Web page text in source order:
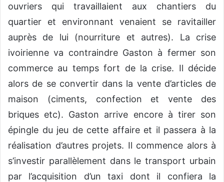
ouvriers qui travaillaient aux chantiers du
quartier et environnant venaient se ravitailler
auprès de lui (nourriture et autres). La crise
ivoirienne va contraindre Gaston à fermer son
commerce au temps fort de la crise. Il décide
alors de se convertir dans la vente d’articles de
maison (ciments, confection et vente des
briques etc). Gaston arrive encore à tirer son
épingle du jeu de cette affaire et il passera à la
réalisation d’autres projets. Il commence alors à
s’investir parallèlement dans le transport urbain
par l’acquisition d’un taxi dont il confiera la